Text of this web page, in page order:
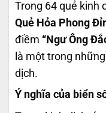
Trong 64 quẻ kinh
Quẻ Hỏa Phong
điềm “Ngư Ông
là một trong những
dịch.
Ý nghĩa của biển